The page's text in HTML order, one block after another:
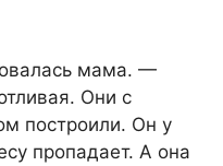
мама. —
Они с
построили. Он у
пропадает. А она